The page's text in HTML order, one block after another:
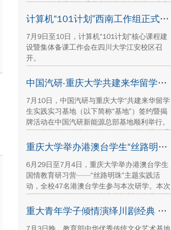
得里程碑式进展。重庆大学基建规划处、康立
时代建设集团有限公司、湖南顺天建设集团有
限公司、重庆方郡建设工程咨询有限公司等参
建单位代表现场参与封顶仪式。
计算机“101计划”西南工作组正式成立
7月9日至10日，计算机“101计划”核心课程建
设暨集体备课工作会在四川大学江安校区召
开。
中国汽研-重庆大学共建来华留学生实践实习基地签约暨揭牌活动举行
7月10日，中国汽研与重庆大学“共建来华留学
生实践实习基地（以下简称“基地”）签约暨揭
牌活动在中国汽研新能源总部基地顺利举行。
中汽院新能源科技有限公司副总经理傅菊、重
庆大学国际合作与交流处处长兼留学生事务管
理中心主任阳春出席活动，双方相关职能负责
人、教师代表及来华留学生代表共同参与。
重庆大学举办港澳台学生“丝路明珠”国情教育研习营
6月29日至7月4日，重庆大学举办港澳台学生
国情教育研习营——“丝路明珠”主题实践活
动，全校47名港澳台学生参与本次研学。本次
活动组织同学们沿河西走廊赴兰州、张掖、嘉
峪关、敦煌多地实地走访，深入了解国家在丝
路文明传承、世界文化遗产保护、西北地质生
重大青年学子倾情演绎川剧经典 让传统文化在校园“活”起来